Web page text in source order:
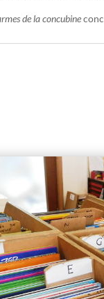
de la concubine